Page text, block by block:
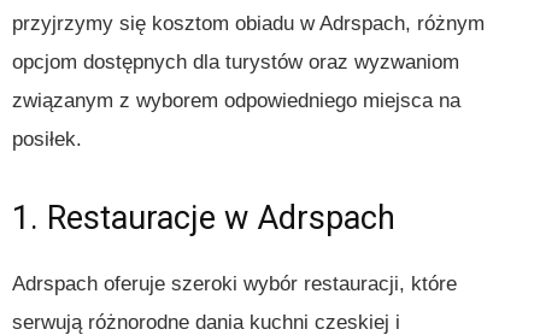
przyjrzymy się kosztom obiadu w Adrspach, różnym
opcjom dostępnych dla turystów oraz wyzwaniom
związanym z wyborem odpowiedniego miejsca na
posiłek.
1. Restauracje w Adrspach
Adrspach oferuje szeroki wybór restauracji, które
serwują różnorodne dania kuchni czeskiej i